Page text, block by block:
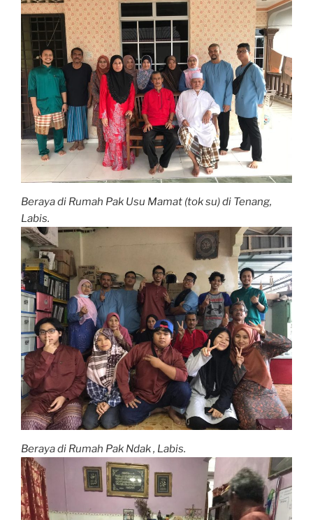
Beraya di Rumah Pak Usu Mamat (tok su) di Tenang,
Labis.
Beraya di Rumah Pak Ndak , Labis.